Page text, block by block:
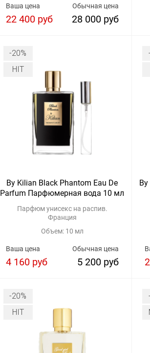
Обычная цена
28 000 руб
Ваша цена
22 400 руб
-20%
HIT
By Kilian Black Phantom Eau De
Parfum Парфюмерная вода 10 мл
Парфюм унисекс на распив.
Франция
Объем: 10 мл
Обычная цена
5 200 руб
Ваша цена
4 160 руб
-20%
HIT